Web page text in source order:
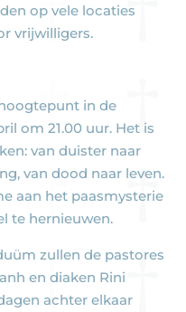
op vele locaties
vrijwilligers.
in de
om 21.00 uur. Het is
van duister naar
van dood naar leven.
aan het paasmysterie
te hernieuwen.
zullen de pastores
en diaken Rini
achter elkaar